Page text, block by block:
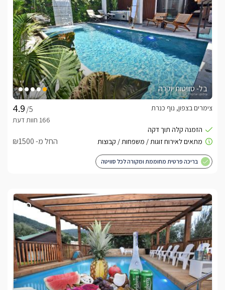
בל- סוויטות יוקרה
/5
צימרים בצפון, נוף כנרת
החל מ- ₪1500
בריכה פרטית מחוממת ומקורה לכל סוויטה